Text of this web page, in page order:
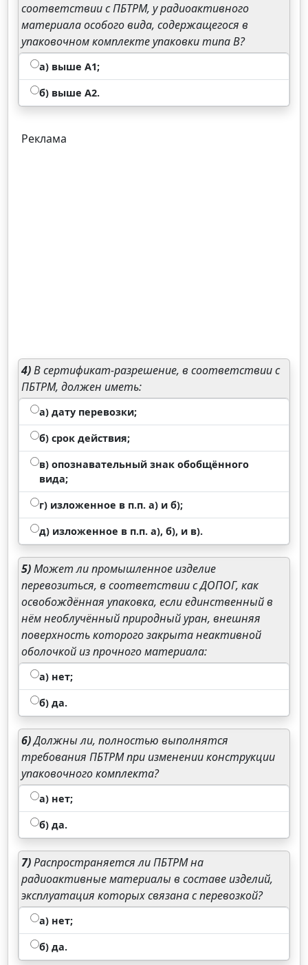
соответствии с ПБТРМ, у радиоактивного
материала особого вида, содержащегося в
упаковочном комплекте упаковки типа В?
а) выше А1;
б) выше А2.
Реклама
4)В сертификат-разрешение, в соответствии с
ПБТРМ, должен иметь:
а) дату перевозки;
б) срок действия;
в) опознавательный знак обобщённого
вида;
г) изложенное в п.п. а) и б);
д) изложенное в п.п. а), б), и в).
5)Может ли промышленное изделие
перевозиться, в соответствии с ДОПОГ, как
освобождённая упаковка, если единственный в
нём необлучённый природный уран, внешняя
поверхность которого закрыта неактивной
оболочкой из прочного материала:
а) нет;
б) да.
6)Должны ли, полностью выполнятся
требования ПБТРМ при изменении конструкции
упаковочного комплекта?
а) нет;
б) да.
7)Распространяется ли ПБТРМ на
радиоактивные материалы в составе изделий,
эксплуатация которых связана с перевозкой?
а) нет;
б) да.